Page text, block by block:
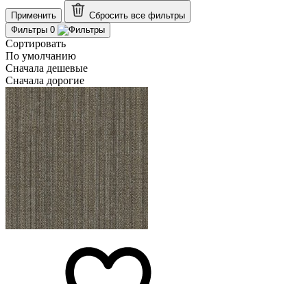
Применить Сбросить все фильтры
Фильтры 0
Сортировать
По умолчанию
Сначала дешевые
Сначала дорогие